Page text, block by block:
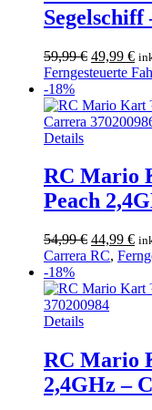
Segelschiff
59,99€
Preis
59,99 €
49,99 €
Ferngesteuerte
-18%
Details
RC Mario
Peach
54,99€
Preis
54,99 €
44,99 €
Carrera RC,
-18%
Details
RC Mario
2,4GHz –